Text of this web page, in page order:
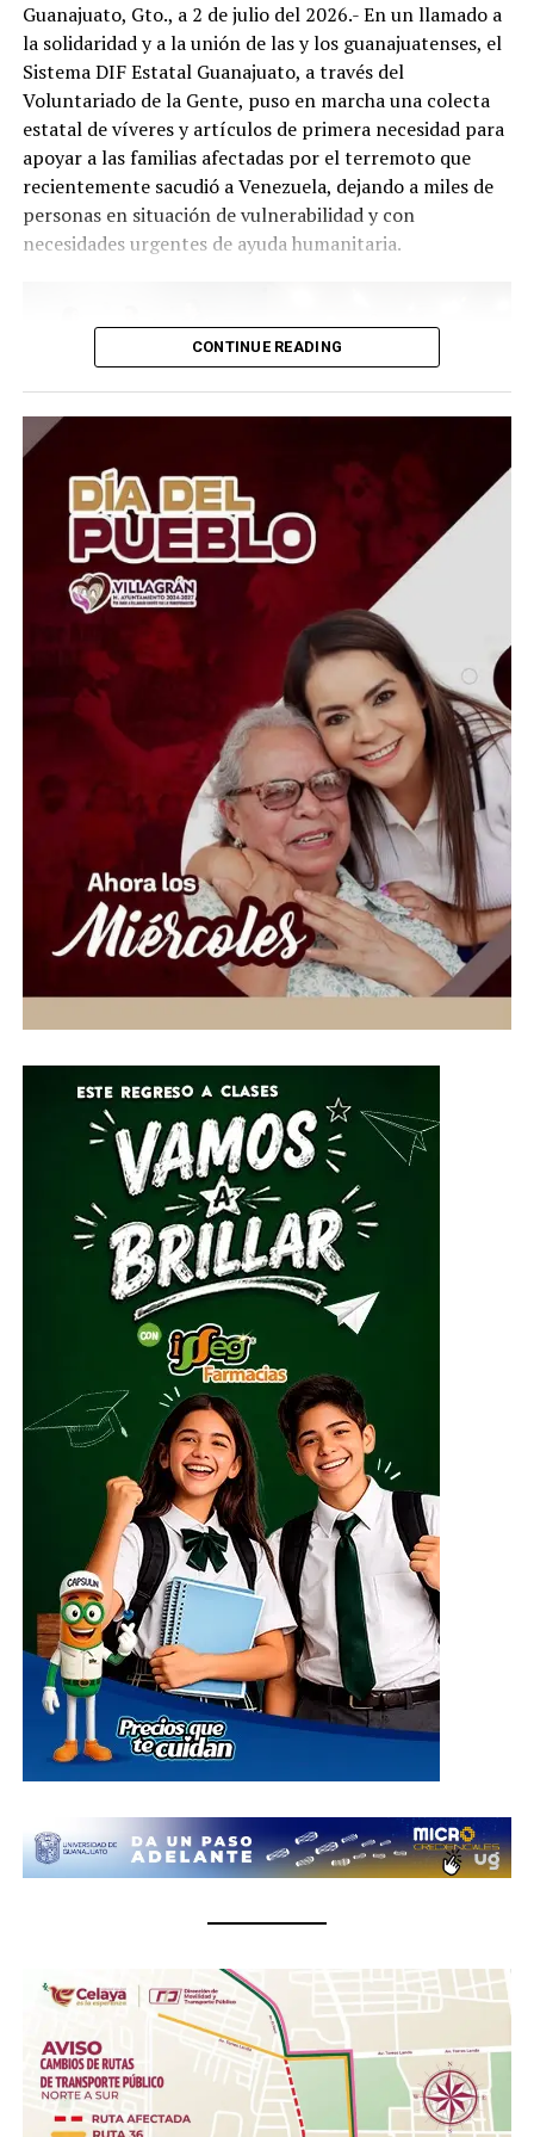
Guanajuato, Gto., a 2 de julio del 2026.- En un llamado a
la solidaridad y a la unión de las y los guanajuatenses, el
Sistema DIF Estatal Guanajuato, a través del
Voluntariado de la Gente, puso en marcha una colecta
estatal de víveres y artículos de primera necesidad para
apoyar a las familias afectadas por el terremoto que
recientemente sacudió a Venezuela, dejando a miles de
personas en situación de vulnerabilidad y con
necesidades urgentes de ayuda humanitaria.
El Presidente del Consejo Consultivo del Sistema DIF
Estatal Guanajuato, Juan Carlos Montesinos Carranza,
señaló que esta iniciativa busca brindar apoyo solidario y
oportuno a quienes atraviesan momentos difíciles, por
lo que convocó a la ciudadanía, al sector empresarial,
asociaciones civiles, grupos voluntarios y sociedad en
general, a sumarse a esta causa mediante la donación de
insumos esenciales.
“Hoy más que nunca es momento de demostrar que la
solidaridad no conoce fronteras. Desde Guanajuato
extendemos la mano a las familias venezolanas que
enfrentan esta emergencia, convencidos de que cada
aportación puede hacer la diferencia en la vida de
quienes más lo necesitan”, expresó.
Ante esta situación de emergencia humanitaria, el
Gobierno de la Gente, a través del Voluntariado de la
Gente, habilitó centros de acopio del 1 al 10 de julio en
el Parque Guanajuato Bicentenario, las oficinas del
Por su parte, el Director General del Sistema DIF Estatal
Guanajuato, José Alfonso Borja Pimentel, explicó que se
estarán recibiendo alimentos no perecederos, artículos
de higiene personal, insumos de limpieza y
herramientas, mismos que serán clasificados y
embalados para su posterior entrega al Sistema
Nacional DIF, instancia encargada de coordinar el envío
del apoyo humanitario.
ADVERTISEMENT
El centro de acopio principal estará ubicado en el
Parque Guanajuato Bicentenario, localizado en la
carretera de cuota kilómetro 3.8, comunidad Los
Rodríguez, en el municipio de Silao; además de las
oficinas del Sistema DIF Estatal Guanajuato ubicadas en
Paseo de la Presa # 89-A, Zona Centro, en la ciudad de
Guanajuato; así como en las instalaciones de los 46
Sistemas DIF Municipales del estado, donde las
donaciones podrán entregarse del 1 al 10 de julio, en un
¿Qué se puede donar?
Insumos de limpieza.- Aromatizante, detergente,
cloro, desinfectantes, escobas, trapeadores,
cubetas, jergas.
Higiene personal.- Shampoo, pasta dental, jabón de
CONTINUE READING